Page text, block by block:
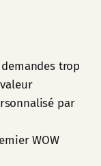
trop
par
WOW